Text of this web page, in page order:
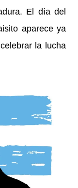
El día del
aparece ya
la lucha